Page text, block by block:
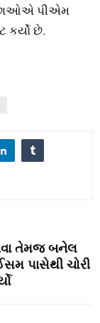
પીએમ
છે.
તેમજ બનેલ
પાસેથી ચોરી